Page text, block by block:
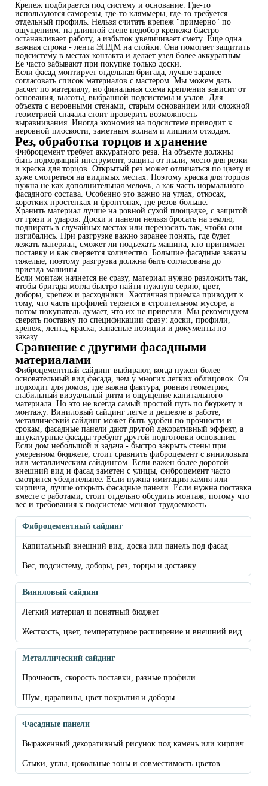
Крепеж подбирается под систему и основание. Где-то
используются саморезы, где-то кляммеры, где-то требуется
отдельный профиль. Нельзя считать крепеж "примерно" по
ощущениям: на длинной стене недобор крепежа быстро
останавливает работу, а избыток увеличивает смету. Еще одна
важная строка - лента ЭПДМ на стойки. Она помогает защитить
подсистему в местах контакта и делает узел более аккуратным.
Ее часто забывают при покупке только доски.
Если фасад монтирует отдельная бригада, лучше заранее
согласовать список материалов с мастером. Мы можем дать
расчет по материалу, но финальная схема крепления зависит от
основания, высоты, выбранной подсистемы и узлов. Для
объекта с неровными стенами, старым основанием или сложной
геометрией сначала стоит проверить возможность
выравнивания. Иногда экономия на подсистеме приводит к
неровной плоскости, заметным волнам и лишним отходам.
Рез, обработка торцов и хранение
Фиброцемент требует аккуратного реза. На объекте должны
быть подходящий инструмент, защита от пыли, место для резки
и краска для торцов. Открытый рез может отличаться по цвету и
хуже смотреться на видимых местах. Поэтому краска для торцов
нужна не как дополнительная мелочь, а как часть нормального
фасадного состава. Особенно это важно на углах, откосах,
коротких простенках и фронтонах, где резов больше.
Хранить материал лучше на ровной сухой площадке, с защитой
от грязи и ударов. Доски и панели нельзя бросать на землю,
подпирать в случайных местах или переносить так, чтобы они
изгибались. При разгрузке важно заранее понять, где будет
лежать материал, сможет ли подъехать машина, кто принимает
поставку и как сверяется количество. Большие фасадные заказы
тяжелые, поэтому разгрузка должна быть согласована до
приезда машины.
Если монтаж начнется не сразу, материал нужно разложить так,
чтобы бригада могла быстро найти нужную серию, цвет,
доборы, крепеж и расходники. Хаотичная приемка приводит к
тому, что часть профилей теряется в строительном мусоре, а
потом покупатель думает, что их не привезли. Мы рекомендуем
сверять поставку по спецификации сразу: доски, профили,
крепеж, лента, краска, запасные позиции и документы по
заказу.
Сравнение с другими фасадными
материалами
Фиброцементный сайдинг выбирают, когда нужен более
основательный вид фасада, чем у многих легких облицовок. Он
подходит для домов, где важна фактура, ровная геометрия,
стабильный визуальный ритм и ощущение капитального
материала. Но это не всегда самый простой путь по бюджету и
монтажу. Виниловый сайдинг легче и дешевле в работе,
металлический сайдинг может быть удобен по прочности и
срокам, фасадные панели дают другой декоративный эффект, а
штукатурные фасады требуют другой подготовки основания.
Если дом небольшой и задача - быстро закрыть стены при
умеренном бюджете, стоит сравнить фиброцемент с виниловым
или металлическим сайдингом. Если важен более дорогой
внешний вид и фасад заметен с улицы, фиброцемент часто
смотрится убедительнее. Если нужна имитация камня или
кирпича, лучше открыть фасадные панели. Если нужна поставка
вместе с работами, стоит отдельно обсудить монтаж, потому что
вес и требования к подсистеме меняют трудоемкость.
Фиброцементный сайдинг
Капитальный внешний вид, доска или панель под фасад
Вес, подсистему, доборы, рез, торцы и доставку
Виниловый сайдинг
Легкий материал и понятный бюджет
Жесткость, цвет, температурное расширение и внешний вид
Металлический сайдинг
Прочность, скорость поставки, разные профили
Шум, царапины, цвет покрытия и доборы
Фасадные панели
Выраженный декоративный рисунок под камень или кирпич
Стыки, углы, цокольные зоны и совместимость цветов